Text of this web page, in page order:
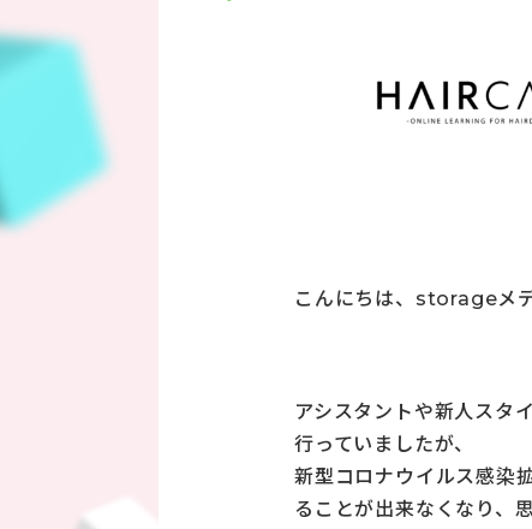
こんにちは、storageメ
アシスタントや新人スタ
行っていましたが、
新型コロナウイルス感染
ることが出来なくなり、